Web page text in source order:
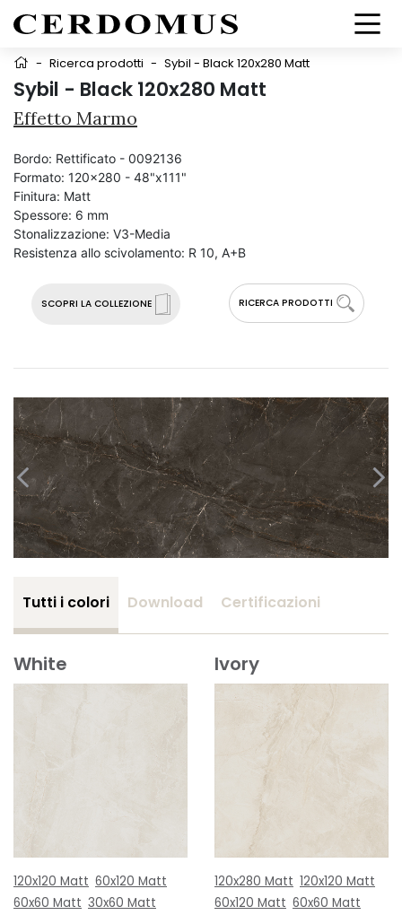
- Ricerca prodotti - Sybil - Black 120x280 Matt
Sybil - Black 120x280 Matt
Effetto Marmo
SCOPRI LA COLLEZIONE RICERCA PRODOTTI
Bordo: Rettificato - 0092136
Formato: 120x280 - 48"x111"
Finitura: Matt
Spessore: 6 mm
Stonalizzazione: V3-Media
Resistenza allo scivolamento: R 10, A+B
Tutti i colori Download Certificazioni
White
120x120 Matt 60x120 Matt
60x60 Matt 30x60 Matt
Ivory
120x280 Matt 120x120 Matt
60x120 Matt 60x60 Matt